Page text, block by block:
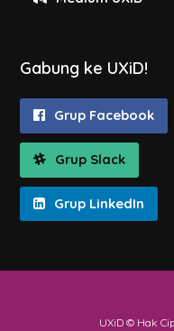
Gabung ke UXiD!
Grup Facebook
Grup Slack
Grup LinkedIn
UXiD © Hak